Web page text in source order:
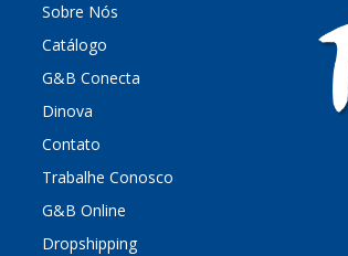
Sobre Nós
Catálogo
G&B Conecta
Dinova
Contato
Trabalhe Conosco
G&B Online
Dropshipping